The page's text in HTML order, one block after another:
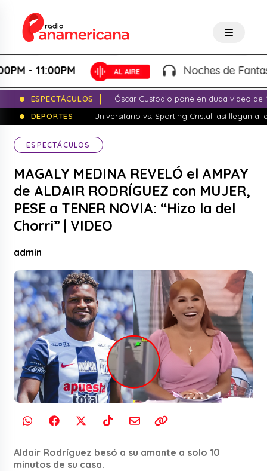
Noches de Fantasía -
ESPECTÁCULOS
Óscar Custodio pone en duda video de
DEPORTES
Universitario vs. Sporting Cristal: así llegan al
ESPECTÁCULOS
MAGALY MEDINA REVELÓ el AMPAY
de ALDAIR RODRÍGUEZ con MUJER,
PESE a TENER NOVIA: “Hizo la del
Chorri” | VIDEO
admin
Aldair Rodríguez besó a su amante a solo 10
minutos de su casa.